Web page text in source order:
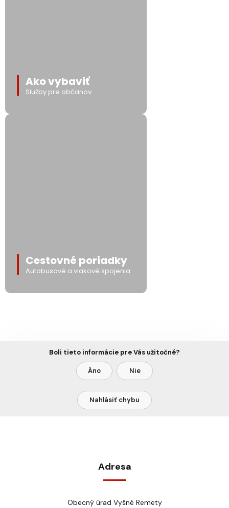
Ako vybaviť
Služby pre občanov
Cestovné poriadky
Autobusové a vlakové spojenia
Boli tieto informácie pre Vás užitočné?
Áno Nie
Nahlásiť chybu
Adresa
Obecný úrad Vyšné Remety